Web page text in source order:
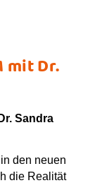
mit Dr.
Sandra
den neuen
die Realität